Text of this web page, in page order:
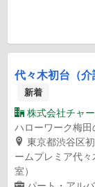
代々木初台（
新着
株式会社チャ
ハローワーク梅田
東京都渋谷区
ームプレミア代
室）